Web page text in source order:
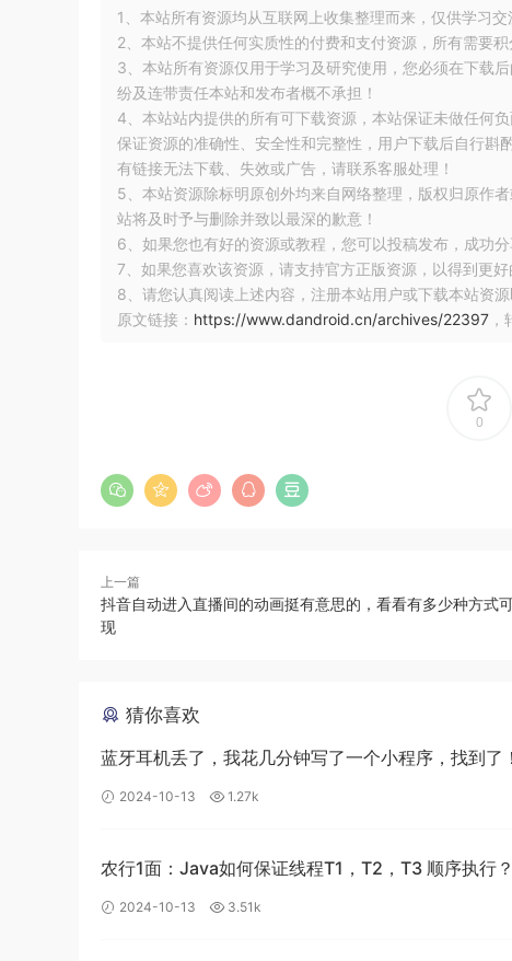
时间过得最慢的就是媳妇推进手术室做剖腹产，我
好在最后一切顺利
当爸爸的第一个晚上，真是一夜没睡，因为没有任
所以干什么还是提前做好功课为好
现在宝宝已经一岁一个月了，时间过得既快又慢，经
下面就谈谈有了孩子后的感受吧！
有了孩子后最大的变化就是，自己可支配的时间越
的，有了孩子后二人世界彻底崩塌😭
说来也奇怪，有了孩子后，基本上对学习没啥动力
少），大部分时间都不会再关注技术，有点时间就
我之所以打算写点东西，很大一部分原因就是为了
越来越像爸爸
1、本站所有资源均从互联网上收集整理而来，仅供学习
2、本站不提供任何实质性的付费和支付资源，所有需要
3、本站所有资源仅用于学习及研究使用，您必须在下载
纷及连带责任本站和发布者概不承担！
4、本站站内提供的所有可下载资源，本站保证未做任何
保证资源的准确性、安全性和完整性，用户下载后自行
有链接无法下载、失效或广告，请联系客服处理！
5、本站资源除标明原创外均来自网络整理，版权归原作
站将及时予与删除并致以最深的歉意！
6、如果您也有好的资源或教程，您可以投稿发布，成功
7、如果您喜欢该资源，请支持官方正版资源，以得到更好
8、请您认真阅读上述内容，注册本站用户或下载本站资源
原文链接： https://www.dandroid.cn/archives/22397
0
上一篇
抖音自动进入直播间的动画挺有意思的，看看有多少种方式
现
猜你喜欢
蓝牙耳机丢了，我花几分钟写了一个小程序，找到了！​
2024-10-13 1.27k
农行1面：Java如何保证线程T1，T2，T3 顺序执行？
2024-10-13 3.51k